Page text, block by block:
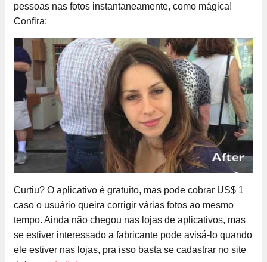
pessoas nas fotos instantaneamente, como mágica!
Confira:
Curtiu? O aplicativo é gratuito, mas pode cobrar US$ 1
caso o usuário queira corrigir várias fotos ao mesmo
tempo. Ainda não chegou nas lojas de aplicativos, mas
se estiver interessado a fabricante pode avisá-lo quando
ele estiver nas lojas, pra isso basta se cadastrar no site